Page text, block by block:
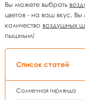
Вы можете выбрать
цветов - на ваш вкус.
количество воздушных
пышным!
Список статей
Солнечная гирлянда